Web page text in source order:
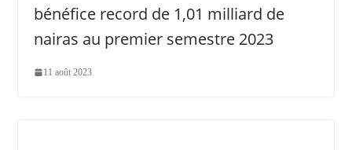
bénéfice record de 1,01 milliard de
nairas au premier semestre 2023
11 août 2023